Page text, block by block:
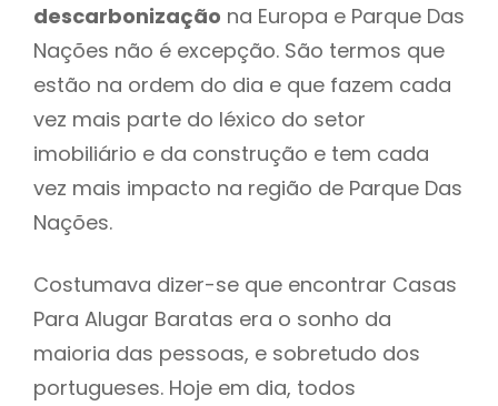
descarbonização na Europa e Parque Das
Nações não é excepção. São termos que
estão na ordem do dia e que fazem cada
vez mais parte do léxico do setor
imobiliário e da construção e tem cada
vez mais impacto na região de Parque Das
Nações.
Costumava dizer-se que encontrar Casas
Para Alugar Baratas era o sonho da
maioria das pessoas, e sobretudo dos
portugueses. Hoje em dia, todos